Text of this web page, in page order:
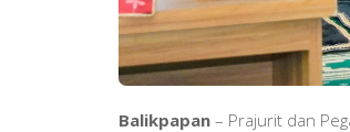
Balikpapan – Prajurit dan